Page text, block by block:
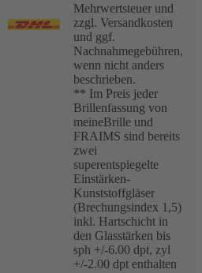
Mehrwertsteuer und
zzgl. Versandkosten
und ggf.
Nachnahmegebühren,
wenn nicht anders
beschrieben.
** Im Preis jeder
Brillenfassung von
meineBrille und
FRAIMS sind bereits
zwei
superentspiegelte
Einstärken-
Kunststoffgläser
(Brechungsindex 1,5)
inkl. Hartschicht in
den Glasstärken bis
sph +/-6.00 dpt, zyl
+/-2.00 dpt enthalten